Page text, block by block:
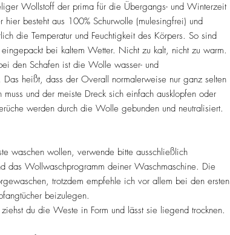
Wollstoff der prima für die Übergangs- und Winterzeit
besteht aus 100% Schurwolle (mulesingfrei) und
die Temperatur und Feuchtigkeit des Körpers. So sind
bei kaltem Wetter. Nicht zu kalt, nicht zu warm.
den Schafen ist die Wolle wasser- und
Das heißt, dass der Overall normalerweise nur ganz selten
und der meiste Dreck sich einfach ausklopfen oder
werden durch die Wolle gebunden und neutralisiert.
waschen wollen, verwende bitte ausschließlich
das Wollwaschprogramm deiner Waschmaschine. Die
trotzdem empfehle ich vor allem bei den ersten
beizulegen.
du die Weste in Form und lässt sie liegend trocknen.